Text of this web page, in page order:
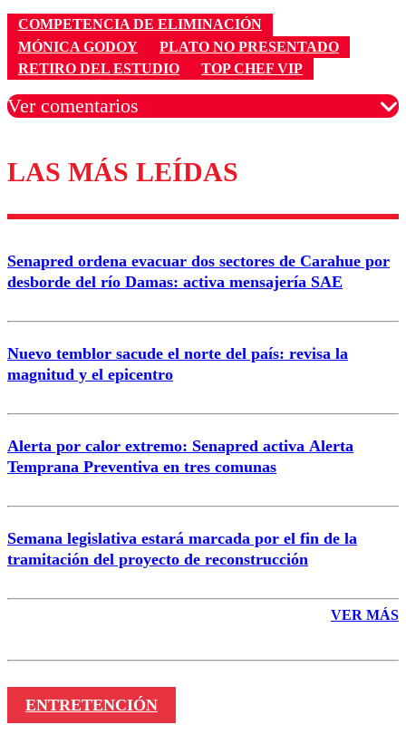
COMPETENCIA DE ELIMINACIÓN
MÓNICA GODOY
PLATO NO PRESENTADO
RETIRO DEL ESTUDIO
TOP CHEF VIP
Ver comentarios
Los comentarios son moderados para garantizar un
diálogo respetuoso.
Nombre
Correo
LAS MÁS LEÍDAS
Senapred ordena evacuar dos sectores de Carahue por
desborde del río Damas: activa mensajería SAE
Nuevo temblor sacude el norte del país: revisa la
magnitud y el epicentro
Alerta por calor extremo: Senapred activa Alerta
Temprana Preventiva en tres comunas
Semana legislativa estará marcada por el fin de la
tramitación del proyecto de reconstrucción
VER MÁS
ENTRETENCIÓN